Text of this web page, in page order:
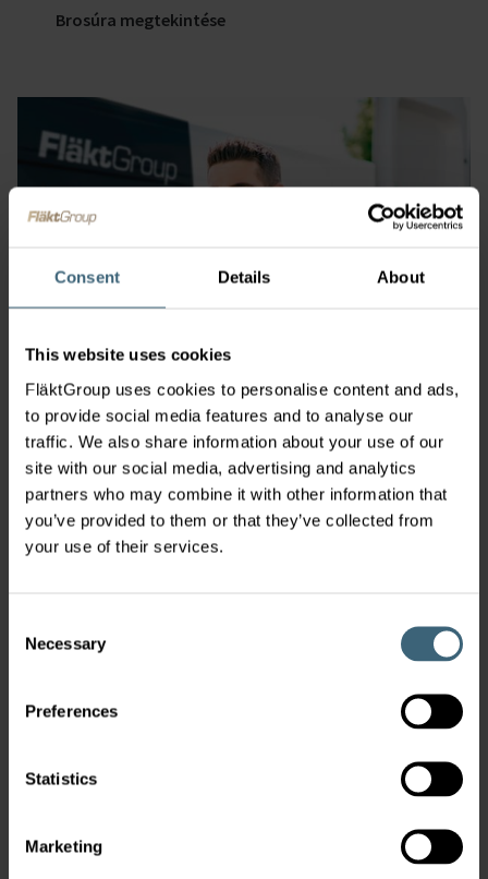
Consent Details About
This website uses cookies
FläktGroup uses cookies to personalise content and ads,
to provide social media features and to analyse our
traffic. We also share information about your use of our
site with our social media, advertising and analytics
partners who may combine it with other information that
you’ve provided to them or that they’ve collected from
your use of their services.
Selection
Necessary
Preferences
Statistics
Marketing
Brosúra megtekintése
Lépjen kapcsolatba velünk
Hungary
Service Hungary